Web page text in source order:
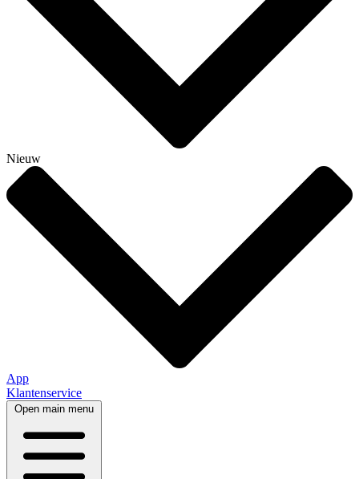
Nieuw
App
Klantenservice
Open main menu